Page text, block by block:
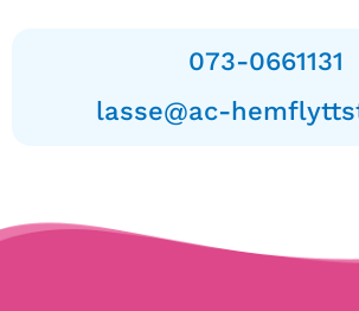
073-0661131
lasse@ac-